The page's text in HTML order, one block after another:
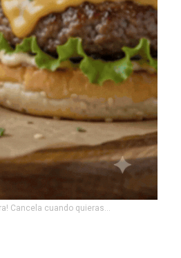
Cancela cuando quieras...